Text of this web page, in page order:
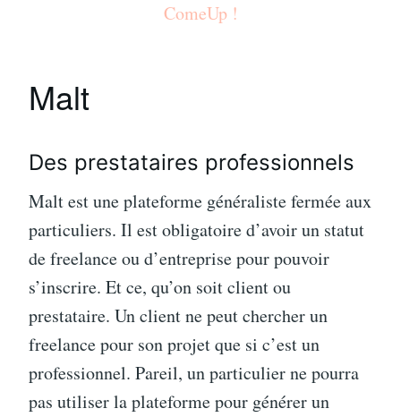
ComeUp !
Malt
Des prestataires professionnels
Malt est une plateforme généraliste fermée aux
particuliers. Il est obligatoire d’avoir un statut
de freelance ou d’entreprise pour pouvoir
s’inscrire. Et ce, qu’on soit client ou
prestataire. Un client ne peut chercher un
freelance pour son projet que si c’est un
professionnel. Pareil, un particulier ne pourra
pas utiliser la plateforme pour générer un